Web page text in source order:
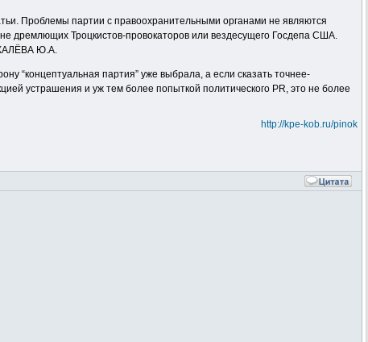
Проблемы партии с правоохранительными органами не являются
дремлющих Троцкистов-провокаторов или вездесущего Госдепа США.
Ю.А.
“концептуальная партия” уже выбрала, а если сказать точнее-
устрашения и уж тем более попыткой политического PR, это не более
http://kpe-kob.ru/pinok